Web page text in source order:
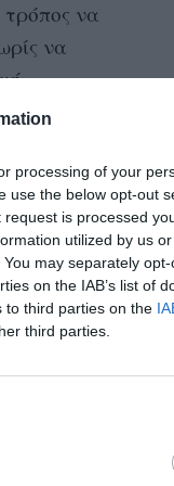
processing of your
use the below opt-out
is processed
utilized by us
may separately
on the IAB’s list of
to third parties on the
third parties.
τρόπος να
να
όμως
Στον
τους